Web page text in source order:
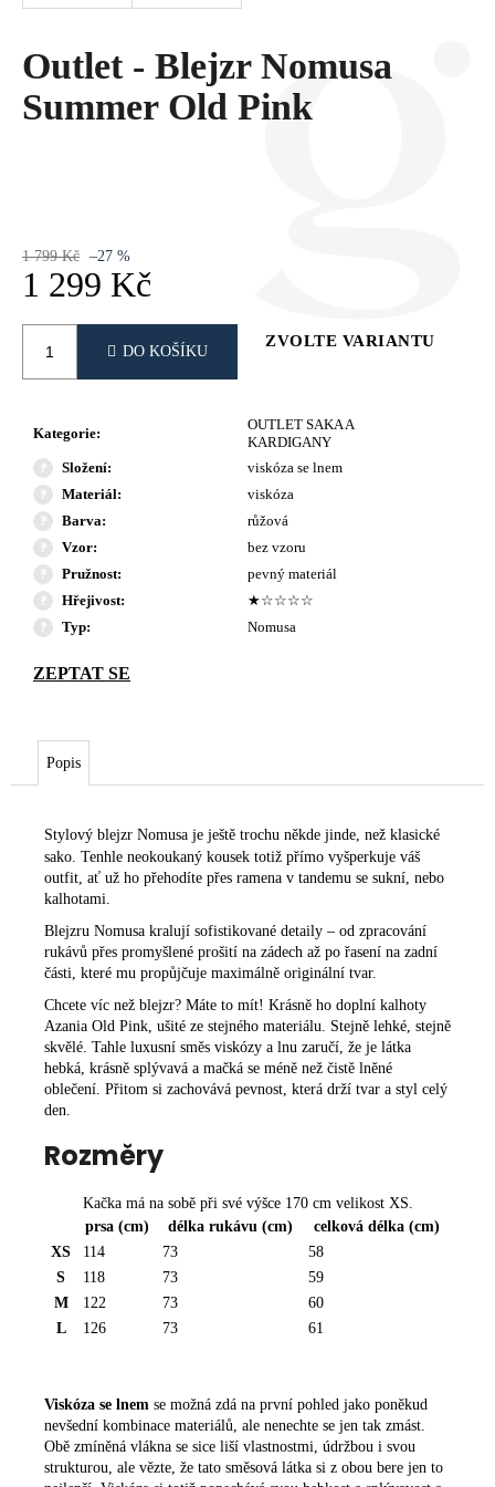
Outlet - Blejzr Nomusa
Summer Old Pink
1 799 Kč –27 %
1 299 Kč
DO KOŠÍKU
ZVOLTE VARIANTU
Kategorie:
OUTLET SAKA A
KARDIGANY
Složení:
viskóza se lnem
Materiál:
viskóza
Barva:
růžová
Vzor:
bez vzoru
Pružnost:
pevný materiál
Hřejivost:
★☆☆☆☆
Typ: Nomusa
Popis
Stylový blejzr Nomusa je ještě trochu někde jinde, než klasické
sako. Tenhle neokoukaný kousek totiž přímo vyšperkuje váš
outfit, ať už ho přehodíte přes ramena v tandemu se sukní, nebo
kalhotami.
Blejzru Nomusa kralují sofistikované detaily – od zpracování
rukávů přes promyšlené prošití na zádech až po řasení na zadní
části, které mu propůjčuje maximálně originální tvar.
Chcete víc než blejzr? Máte to mít! Krásně ho doplní kalhoty
Azania Old Pink , ušité ze stejného materiálu. Stejně lehké, stejně
skvělé. Tahle luxusní směs viskózy a lnu zaručí, že je látka
hebká, krásně splývavá a mačká se méně než čistě lněné
oblečení. Přitom si zachovává pevnost, která drží tvar a styl celý
den.
Rozměry
R
O
Ě
R
Y
-
prsa (cm) délka rukávu (cm) celková délka (cm)
XS
114 73
58
S
118 73
59
M
122 73
60
L
126 73 61
Kačka má na sobě při své výšce 170 cm velikost XS.
Viskóza se lnem se možná zdá na první pohled jako poněkud
nevšední kombinace materiálů, ale nenechte se jen tak zmást.
Obě zmíněná vlákna se sice liší vlastnostmi, údržbou i svou
strukturou, ale vězte, že tato směsová látka si z obou bere jen to
J
E
M
E